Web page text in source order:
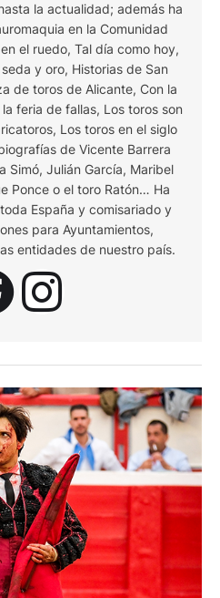
la actualidad; además ha
en la Comunidad
el ruedo, Tal día como hoy,
y oro, Historias de San
de toros de Alicante, Con la
feria de fallas, Los toros son
Los toros en el siglo
de Vicente Barrera
Simó, Julián García, Maribel
Ponce o el toro Ratón… Ha
España y comisariado y
para Ayuntamientos,
entidades de nuestro país.